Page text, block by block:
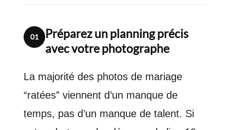
01
Préparez un planning précis
avec votre photographe
La majorité des photos de mariage
“ratées” viennent d’un manque de
temps, pas d’un manque de talent. Si